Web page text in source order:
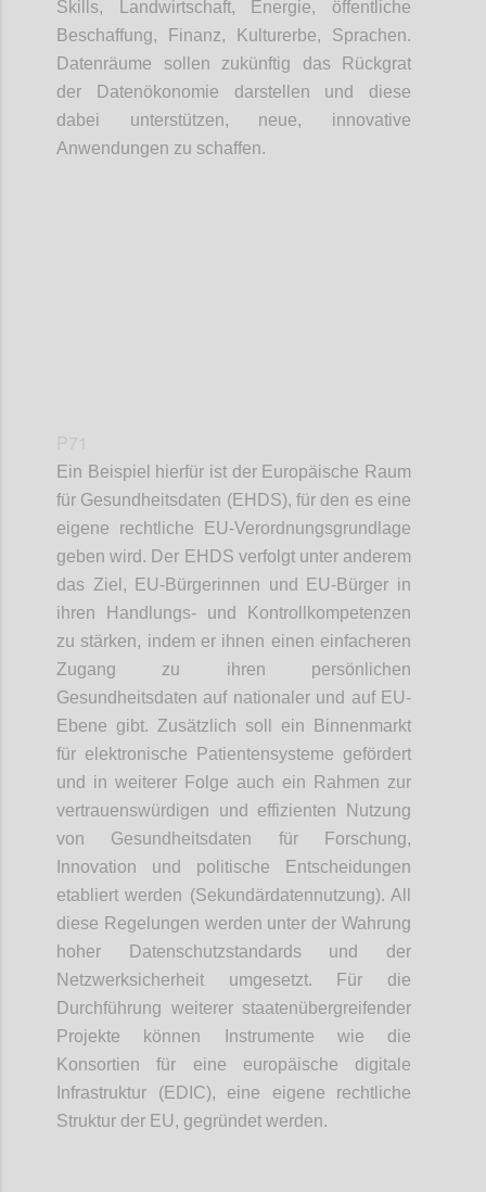
Skills, Landwirtschaft, Energie, öffentliche
Beschaffung, Finanz, Kulturerbe, Sprachen.
Datenräume sollen zukünftig das Rückgrat
der Datenökonomie darstellen und diese
dabei unterstützen, neue, innovative
Anwendungen zu schaffen.
Ein Beispiel hierfür ist der Europäische Raum
für Gesundheitsdaten (EHDS), für den es eine
eigene rechtliche EU-Verordnungsgrundlage
geben wird. Der EHDS verfolgt unter anderem
das Ziel, EU-Bürgerinnen und EU-Bürger in
ihren Handlungs- und Kontrollkompetenzen
zu stärken, indem er ihnen einen einfacheren
Zugang zu ihren persönlichen
Gesundheitsdaten auf nationaler und auf EU-
Ebene gibt. Zusätzlich soll ein Binnenmarkt
für elektronische Patientensysteme gefördert
und in weiterer Folge auch ein Rahmen zur
vertrauenswürdigen und effizienten Nutzung
von Gesundheitsdaten für Forschung,
Innovation und politische Entscheidungen
etabliert werden (Sekundärdatennutzung). All
diese Regelungen werden unter der Wahrung
hoher Datenschutzstandards und der
Netzwerksicherheit umgesetzt. Für die
Durchführung weiterer staatenübergreifender
Projekte können Instrumente wie die
Konsortien für eine europäische digitale
Infrastruktur (EDIC), eine eigene rechtliche
Struktur der EU, gegründet werden.